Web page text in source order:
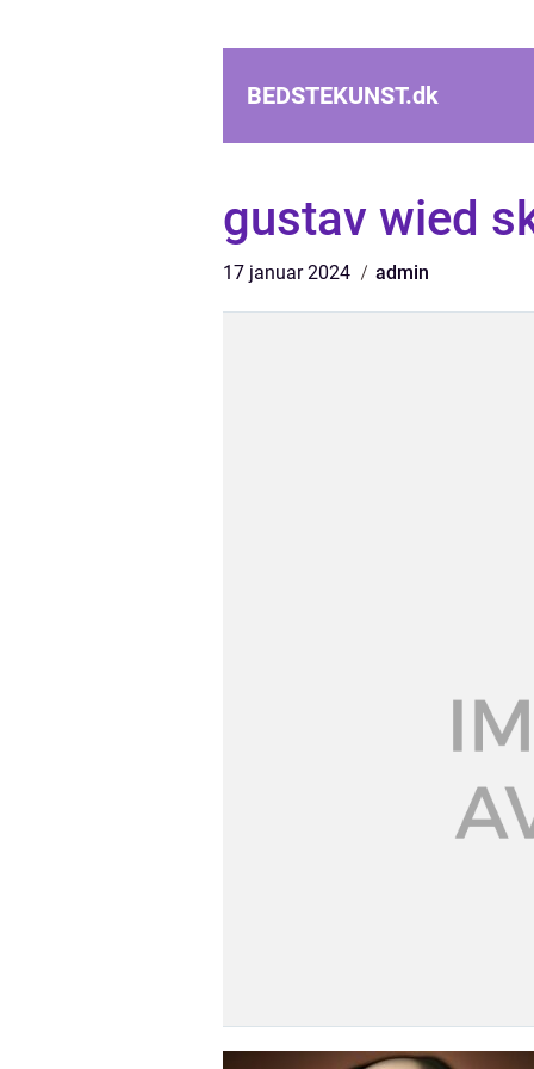
BEDSTEKUNST.dk
gustav wied
17 januar 2024 admin